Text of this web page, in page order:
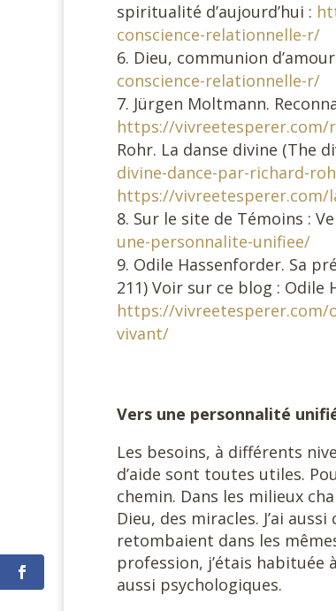
spiritualité d’aujourd’hui :
conscience-relationnelle-r/
Dieu, communion
conscience-relationnelle-r/
Jürgen Moltmann.
https://vivreetesperer.com/
Rohr. La danse divine (The
divine-dance-par-richard-
https://vivreetesperer.com/
Sur le site de Témoins :
une-personnalite-unifiee/
Odile Hassenforder. Sa
211) Voir sur ce blog : Odile
https://vivreetesperer.com/
vivant/
Vers une personnalité
Les besoins, à différents
d’aide sont toutes utiles.
chemin. Dans les milieux
Dieu, des miracles. J’ai
retombaient dans les
profession, j’étais habituée
aussi psychologiques.